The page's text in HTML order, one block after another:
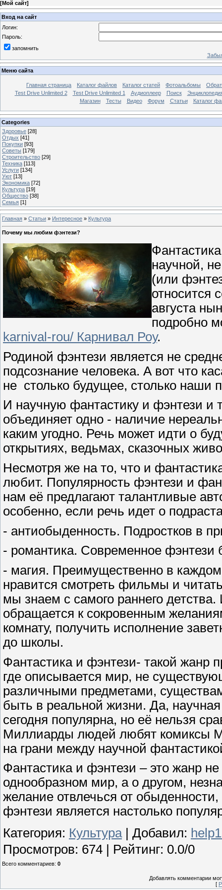
[Мой сайт]
Вход на сайт
Логин:
Пароль:
запомнить
Меню сайта
Главная страница Каталог файлов Каталог статей Фотоальбомы
Test Drive Unlimited 2
Test Drive Unlimited 1 Аудиоплеер Поиск
Магазин
Тесты Видео Форум Статьи Каталог
Categories
Здоровье [28]
Отдых [41]
Покупки [93]
Советы [179]
Строительство [29]
Техника [113]
Услуги [134]
Уют [13]
Экономика [72]
Культура [19]
Общество [38]
Семья [1]
Главная » Статьи » Интересное » Культура
Почему мы любим фэнтези?
научной,
(или
относится
августа
подробно
karnival-rou/ Карнивал Роу.
Родиной фэнтези является не
подсознание человека. А вот что
не столько будущее, столько наши
И научную фантастику и фэнтези и
объединяет одно - наличие
каким угодно. Речь может идти о
открытиях, ведьмах, сказочных
Несмотря же на то, что и
любит. Популярность фэнтези и
нам её предлагают талантливые
особенно, если речь идет о
- антиобыденность. Подростков в
- романтика. Современное фэнтези
- магия. Преимущественно в
нравится смотреть фильмы и
мы знаем с самого раннего детства.
обращается к сокровенным
комнату, получить исполнение
до школы.
Фантастика и фэнтези- такой жанр
где описывается мир, не
различными предметами,
быть в реальной жизни. Да,
сегодня популярна, но её нельзя
Миллиарды людей любят комиксы
на грани между научной
Фантастика и фэнтези – это жанр
однообразном мир, а о другом,
желание отвлечься от обыденности,
фэнтези является настолько
Категория: Культура| Добавил:
Просмотров: 674 Рейтинг: 0.0/0
Всего комментариев: 0
Добавлять комментарии
[